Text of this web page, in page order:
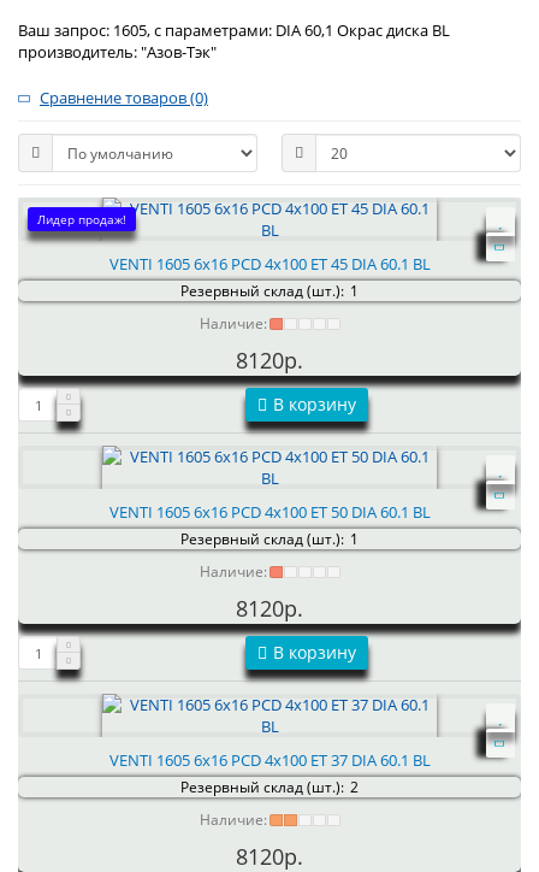
Ваш запрос: 1605, с параметрами: DIA 60,1 Окрас диска BL
производитель: "Азов-Тэк"
Сравнение товаров (0)
Лидер продаж!
VENTI 1605 6x16 PCD 4x100 ET 45 DIA 60.1 BL
Резервный склад (шт.): 1
Наличие:
8120р.
В корзину
VENTI 1605 6x16 PCD 4x100 ET 50 DIA 60.1 BL
Резервный склад (шт.): 1
Наличие:
8120р.
В корзину
VENTI 1605 6x16 PCD 4x100 ET 37 DIA 60.1 BL
Резервный склад (шт.): 2
Наличие:
8120р.